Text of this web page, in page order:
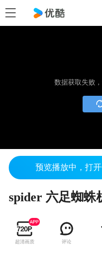
数据获取失败
预览播放中，打
spider 六足蜘蛛
超清画质 评论